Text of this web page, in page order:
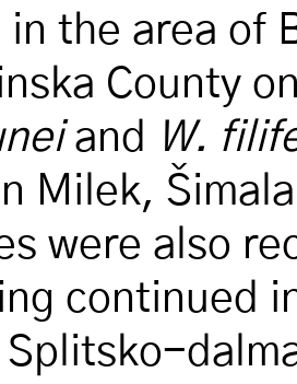
in the area of
County
and W.
Milek,
were also
continued